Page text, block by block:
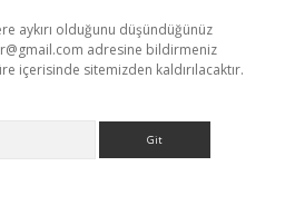
aykırı olduğunu düşündüğünüz
adresine bildirmeniz
içerisinde sitemizden kaldırılacaktır.